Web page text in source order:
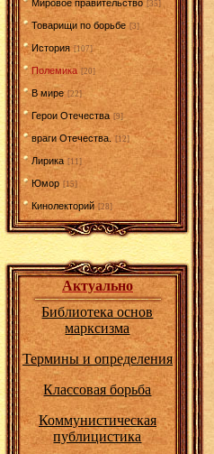
Мировое правительство [35]
Товарищи по борьбе [3]
История [107]
Полемика [20]
В мире [22]
Герои Отечества [9]
враги Отечества. [12]
Лирика [11]
Юмор [15]
Кинолекторий [28]
Актуально
Библиотека основ
марксизма
Термины и определения
Классовая борьба
Коммунистическая
публицистика